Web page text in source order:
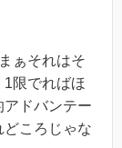
ぁそれはそ
限でればほ
ドバンテー
ころじゃな